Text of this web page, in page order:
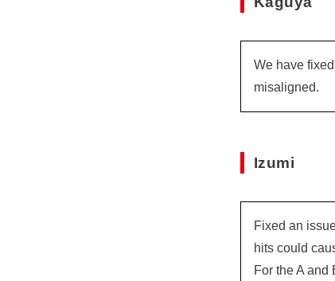
We have
misaligned.
Izumi
Fixed an
hits could
For the A and